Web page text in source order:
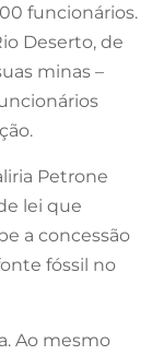
funcionários.
Deserto, de
minas –
Petrone
lei que
a concessão
fóssil no
Ao mesmo